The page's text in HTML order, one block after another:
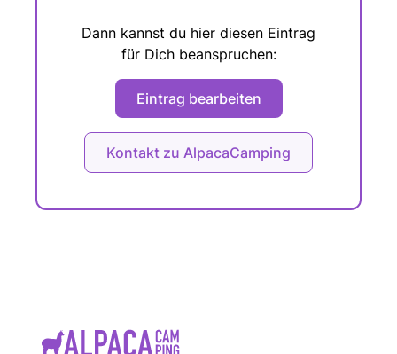
Dann kannst du hier diesen Eintrag
für Dich beanspruchen:
Eintrag bearbeiten
Kontakt zu AlpacaCamping